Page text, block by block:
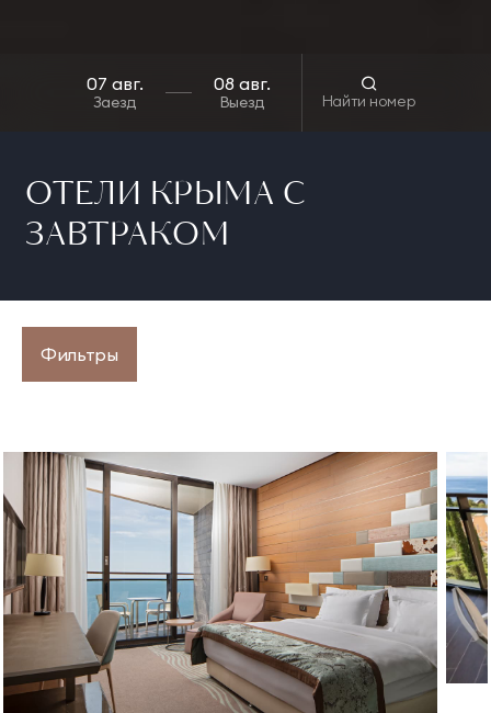
ОТЕЛИ КРЫМА С
ЗАВТРАКОМ
Заезд Выезд Найти номер
Фильтры